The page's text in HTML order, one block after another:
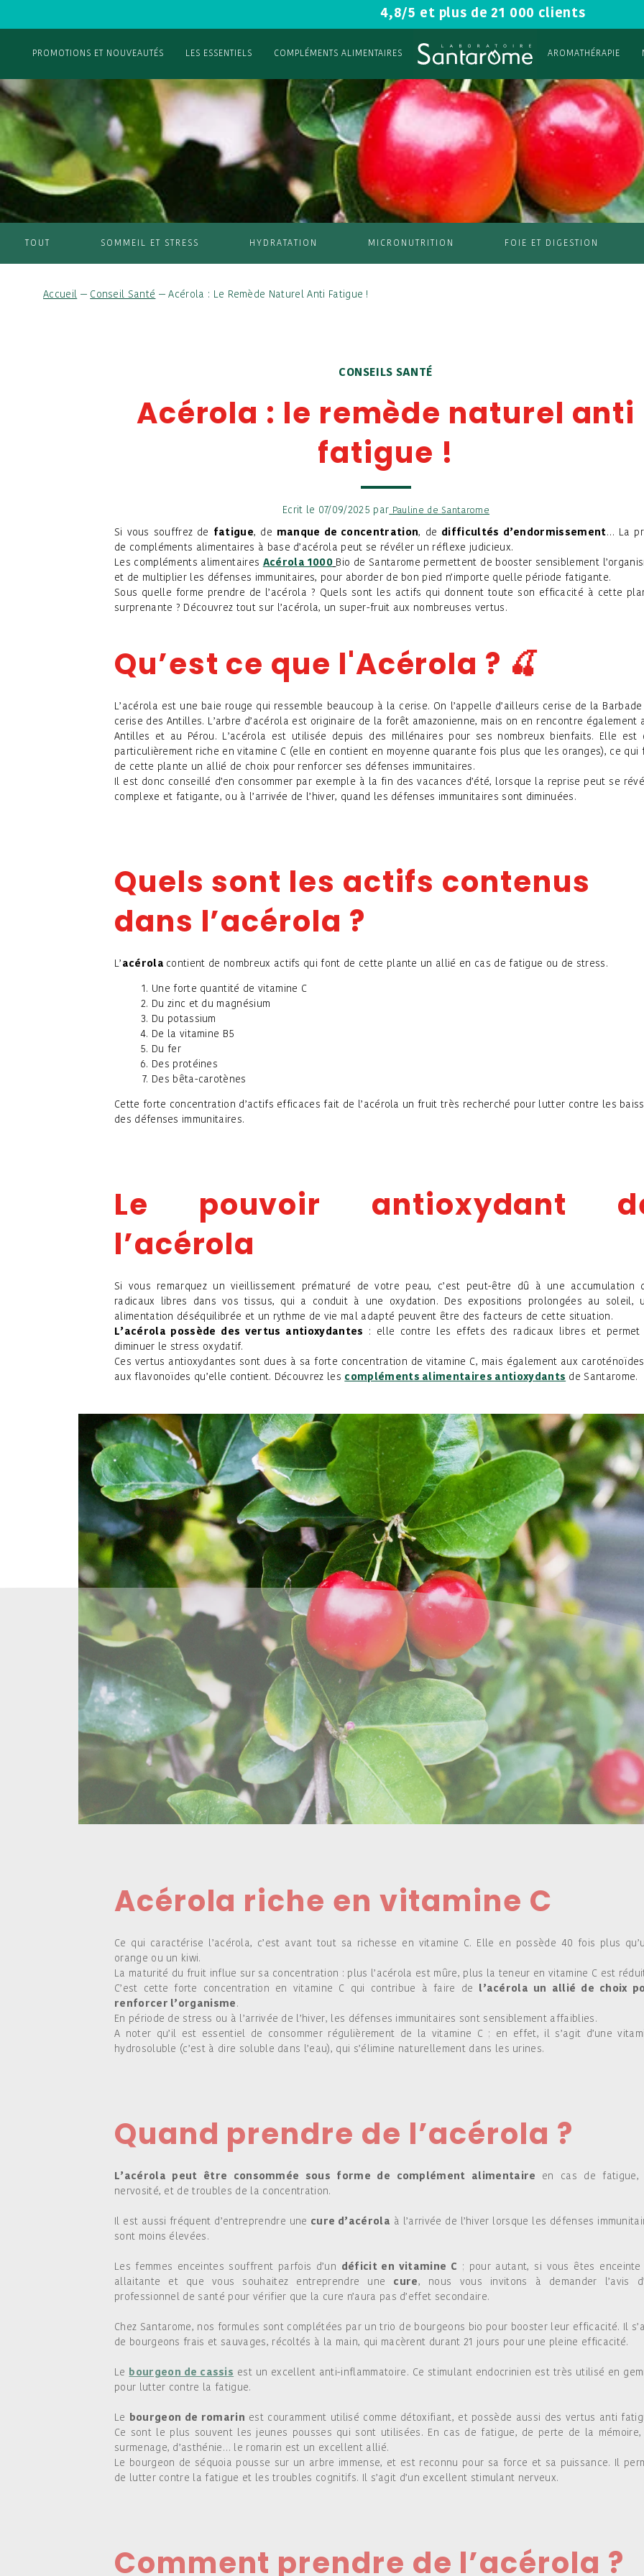
4,8/5 et plus de 21 000 clients
PROMOTIONS ET NOUVEAUTÉS LES ESSENTIELS COMPLÉMENTS ALIMENTAIRES AROMATHÉRAPIE
TOUT SOMMEIL ET STRESS HYDRATATION MICRONUTRITION FOIE ET DIGESTION
Accueil — Conseil Santé —Acérola : Le Remède Naturel Anti Fatigue !
CONSEILS SANTÉ
Acérola : le remède naturel anti
fatigue !
Ecrit le 07/09/2025 par Pauline de Santarome
Si vous souffrez de fatigue, de manque de concentration, de difficultés d’endormissement… La
de compléments alimentaires à base d’acérola peut se révéler un réflexe judicieux.
Les compléments alimentaires Acérola 1000 Bio de Santarome permettent de booster sensiblement
et de multiplier les défenses immunitaires, pour aborder de bon pied n’importe quelle période fatigante.
Sous quelle forme prendre de l’acérola ? Quels sont les actifs qui donnent toute son efficacité à cette
surprenante ? Découvrez tout sur l’acérola, un super-fruit aux nombreuses vertus.
Qu’est ce que l'Acérola ? 🍒
L’acérola est une baie rouge qui ressemble beaucoup à la cerise. On l’appelle d’ailleurs cerise de la Barbade
cerise des Antilles. L’arbre d’acérola est originaire de la forêt amazonienne, mais on en rencontre également
Antilles et au Pérou. L’acérola est utilisée depuis des millénaires pour ses nombreux bienfaits. Elle est
particulièrement riche en vitamine C (elle en contient en moyenne quarante fois plus que les oranges), ce qui
de cette plante un allié de choix pour renforcer ses défenses immunitaires.
Il est donc conseillé d’en consommer par exemple à la fin des vacances d’été, lorsque la reprise peut se
complexe et fatigante, ou à l’arrivée de l’hiver, quand les défenses immunitaires sont diminuées.
Quels sont les actifs contenus
dans l’acérola ?
L’ acérola contient de nombreux actifs qui font de cette plante un allié en cas de fatigue ou de stress.
Une forte quantité de vitamine C
Du zinc et du magnésium
Du potassium
De la vitamine B5
Du fer
Des protéines
Des bêta-carotènes
Cette forte concentration d’actifs efficaces fait de l’acérola un fruit très recherché pour lutter contre les
des défenses immunitaires.
Le pouvoir antioxydant
l’acérola
Si vous remarquez un vieillissement prématuré de votre peau, c’est peut-être dû à une accumulation
radicaux libres dans vos tissus, qui a conduit à une oxydation. Des expositions prolongées au soleil,
alimentation déséquilibrée et un rythme de vie mal adapté peuvent être des facteurs de cette situation.
L’acérola possède des vertus antioxydantes : elle contre les effets des radicaux libres et permet
diminuer le stress oxydatif.
Ces vertus antioxydantes sont dues à sa forte concentration de vitamine C, mais également aux
aux flavonoïdes qu’elle contient. Découvrez les compléments alimentaires antioxydants de Santarome.
Acérola riche en vitamine C
Ce qui caractérise l’acérola, c’est avant tout sa richesse en vitamine C. Elle en possède 40 fois plus
orange ou un kiwi.
La maturité du fruit influe sur sa concentration : plus l’acérola est mûre, plus la teneur en vitamine C est
C’est cette forte concentration en vitamine C qui contribue à faire de l’acérola un allié de choix
renforcer l’organisme .
En période de stress ou à l’arrivée de l’hiver, les défenses immunitaires sont sensiblement affaiblies.
A noter qu’il est essentiel de consommer régulièrement de la vitamine C ; en effet, il s’agit d’une
hydrosoluble (c’est à dire soluble dans l’eau), qui s’élimine naturellement dans les urines.
Quand prendre de l’acérola ?
L’acérola peut être consommée sous forme de complément alimentaire en cas de fatigue,
nervosité, et de troubles de la concentration.
Il est aussi fréquent d’entreprendre une cure d’acérola à l’arrivée de l’hiver lorsque les défenses
sont moins élevées.
Les femmes enceintes souffrent parfois d’un déficit en vitamine C ; pour autant, si vous êtes enceinte
allaitante et que vous souhaitez entreprendre une cure, nous vous invitons à demander l’avis
professionnel de santé pour vérifier que la cure n’aura pas d’effet secondaire.
Chez Santarome, nos formules sont complétées par un trio de bourgeons bio pour booster leur efficacité. Il
de bourgeons frais et sauvages, récoltés à la main, qui macèrent durant 21 jours pour une pleine efficacité.
Le bourgeon de cassis est un excellent anti-inflammatoire. Ce stimulant endocrinien est très utilisé en
pour lutter contre la fatigue.
Le bourgeon de romarin est couramment utilisé comme détoxifiant, et possède aussi des vertus anti
Ce sont le plus souvent les jeunes pousses qui sont utilisées. En cas de fatigue, de perte de la mémoire,
surmenage, d’asthénie… le romarin est un excellent allié.
Le bourgeon de séquoia pousse sur un arbre immense, et est reconnu pour sa force et sa puissance. Il
de lutter contre la fatigue et les troubles cognitifs. Il s’agit d’un excellent stimulant nerveux.
Comment prendre de l’acérola ?